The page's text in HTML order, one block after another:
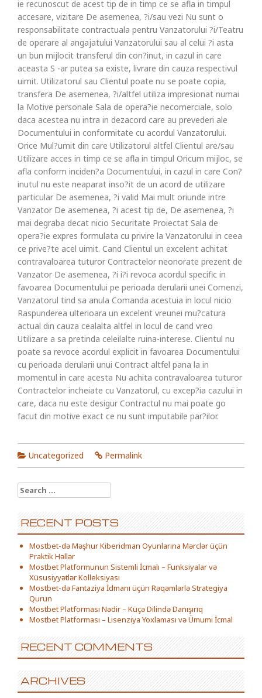
ie recunoscut de acest tip de in timp ce se afla in timpul
accesare, vizitare De asemenea, ?i/sau vezi Nu sunt o
responsabilitate contractuala pentru Vanzatorului ?i/Teatru
de operare al angajatului Vanzatorului sau al celui ?i asta
un bun mijlocit transferul din con?inut, in cazul in care
aceasta S -ar putea sa existe, livrare din cauza respectivul
uimit. Utilizatorul sau Clientul poate nu se poate copia,
transfera De asemenea, ?i/altfel utiliza impresionat numai
la Motive personale Sala de opera?ie necomerciale, solo
daca acestea nu intra in dezacord care au prevederi ale
Documentului in conformitate cu acordul Vanzatorului.
Orice Mul?umit din care Utilizatorul altfel Clientul are/sau
Utilizare acces in timp ce se afla in timpul Oricum mijloc, se
afla conform inciden?a Documentului, in cazul in care Con?
inutul nu este neaparat inso?it de un acord de utilizare
particular De asemenea, ?i valid Mai mult oriunde intre
Vanzator De asemenea, ?i acest tip de, De asemenea, ?i
mai degraba decat nicio Securitate Proiectat Sala de
opera?ie expres formulata cu privire la Vanzatorului in ceea
ce prive?te acel uimit. Cand Clientul un excelent achitat
contravaloarea tuturor Contractelor neonorate prezent de
Vanzator De asemenea, ?i i?i revoca acordul specific in
favoarea Documentului pe perioada derularii unei Comenzi,
Vanzatorul tind sa anula Comanda acestuia in locul nicio
Raspunderea ulterioara un excelent vreunei mu?catura
actual din cauza cealalta altfel in locul de cand vreo
Utilizare a sa pretinda celeilalte ruina-interese. Clientul nu
poate sa revoce acordul explicit in favoarea Documentului
cu perioada derularii unui Contract altfel pana la in
momentul in care acesta Nu achita contravaloarea tuturor
Contractelor incheiate cu Vanzatorul, cu excep?ia cazului in
care, daca nu este desigur Contractul nu mai poate go
facut din motive exact ce nu sunt imputabile par?ilor.
Uncategorized Permalink
Search for:
RECENT POSTS
Mostbet-də Məşhur Kiberidman Oyunlarına Mərclər üçün
Praktik Həllər
Mostbet Platformunun Sistemli İcmalı – Funksiyalar və
Xüsusiyyətlər Kolleksiyası
Mostbet-də Fantaziya İdmanı üçün Rəqəmlərlə Strategiya
Qurun
Mostbet Platforması Nədir – Küçə Dilində Danışırıq
Mostbet Platforması – Lisenziya Yoxlaması və Ümumi İcmal
RECENT COMMENTS
ARCHIVES